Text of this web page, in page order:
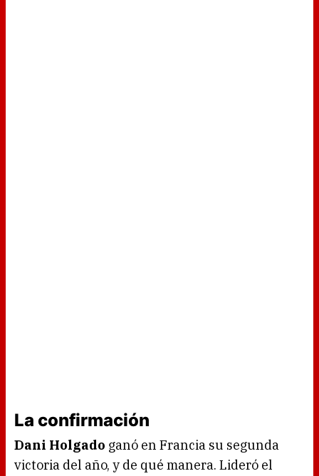
La confirmación
Dani Holgado ganó en Francia su segunda
victoria del año, y de qué manera. Lideró el